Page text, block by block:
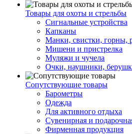
Товары для охоты и стрельбы
Сигнальные устройства
Капканы
Манки, свистки, горны,
Мишени и пристрелка
Муляжи и чучела
Очки, наушники,
Сопутствующие товары
Барометры
Одежда
Для активного отдыха
Сувенирная и
Фирменная продукция